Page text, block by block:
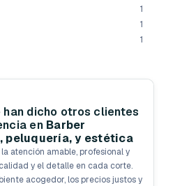
1
1
1
dicho otros clientes
en Barber
peluquería, y estética
atención amable, profesional y
y el detalle en cada corte.
acogedor, los precios justos y